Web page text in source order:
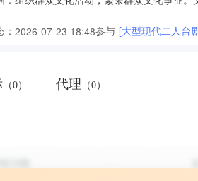
2026-07-23 18:48参与 [大型现代二人台
（0） 代理 （0）